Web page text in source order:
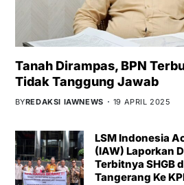
Tanah Dirampas, BPN
Tidak Tanggung Jawab
BYREDAKSI IAWNEWS 19 APRIL 2025
LSM Indonesia
(IAW) Laporkan
Terbitnya SHGB
Tangerang Ke